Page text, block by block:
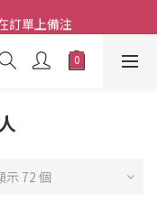
門訂單上備注
示 72 個